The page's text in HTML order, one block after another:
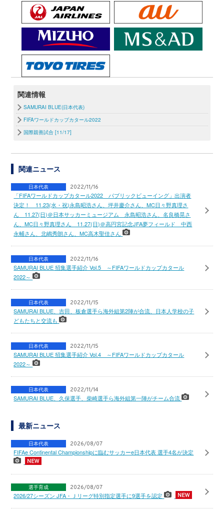
関連情報
SAMURAI BLUE(日本代表)
FIFAワールドカップカタール2022
国際親善試合 [11/17]
関連ニュース
日本代表 2022/11/16
「FIFAワールドカップカタール2022 パブリックビューイング」出演者
決定！ 11.23(水・祝)永島昭浩さん、坪井慶介さん、MC日々野真理さ
ん 11.27(日)＠日本サッカーミュージアム 永島昭浩さん、名良橋晃さ
ん、MC日々野真理さん 11.27(日)＠高円宮記念JFA夢フィールド 中西
永輔さん、北嶋秀朗さん、MC高木聖佳さん
日本代表 2022/11/16
SAMURAI BLUE 招集選手紹介 Vol.5 ～FIFAワールドカップカタール
2022～
日本代表 2022/11/15
SAMURAI BLUE、吉田、板倉選手ら海外組第2陣が合流、日本人学校の子
どもたちと交流も
日本代表 2022/11/15
SAMURAI BLUE 招集選手紹介 Vol.4 ～FIFAワールドカップカタール
2022～
日本代表 2022/11/14
SAMURAI BLUE、久保選手、柴崎選手ら海外組第一陣がチーム合流
最新ニュース
日本代表 2026/08/07
FIFAe Continental Championshipに臨むサッカーe日本代表 選手4名が決定
選手育成 2026/08/07
2026/27シーズン JFA・Ｊリーグ特別指定選手に9選手を認定